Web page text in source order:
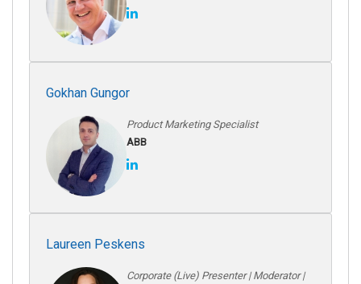
Gokhan Gungor
Product Marketing Specialist
ABB
Laureen Peskens
Corporate (Live) Presenter | Moderator |